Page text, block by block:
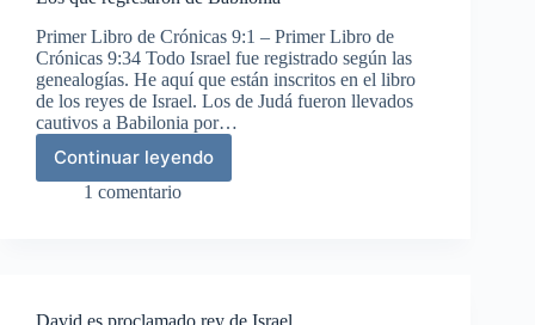
Primer Libro de Crónicas 9:1 – Primer Libro de
Crónicas 9:34 Todo Israel fue registrado según las
genealogías. He aquí que están inscritos en el libro
de los reyes de Israel. Los de Judá fueron llevados
cautivos a Babilonia por…
Continuar leyendo
Los
que
1 comentario
David es proclamado rey de Israel